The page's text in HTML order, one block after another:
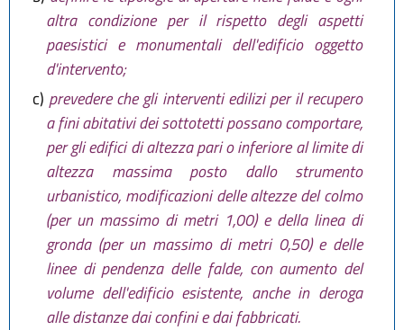
altra condizione per il rispetto degli aspetti
paesistici e monumentali dell'edificio oggetto
d'intervento;
c) prevedere che gli interventi edilizi per il recupero
a fini abitativi dei sottotetti possano comportare,
per gli edifici di altezza pari o inferiore al limite di
altezza massima posto dallo strumento
urbanistico, modificazioni delle altezze del colmo
(per un massimo di metri 1,00) e della linea di
gronda (per un massimo di metri 0,50) e delle
linee di pendenza delle falde, con aumento del
volume dell'edificio esistente, anche in deroga
alle distanze dai confini e dai fabbricati.